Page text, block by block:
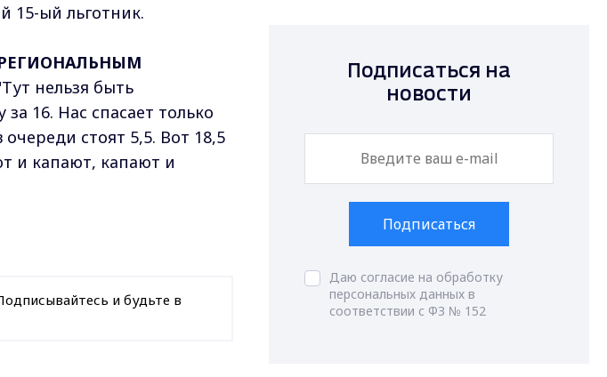
15-ый льготник.
нельзя быть
16. Нас спасает только
стоят 5,5. Вот 18,5
и капают, капают и
и будьте в
Подписаться на
новости
Подписаться
Даю согласие на обработку
персональных данных в
соответствии с ФЗ № 152